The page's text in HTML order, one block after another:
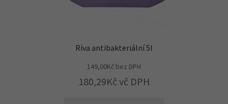
Riva antibakteriální 5l
149,00Kč bez DPH
180,29Kč vč DPH